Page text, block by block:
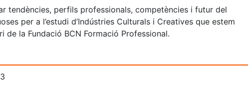
tendències, perfils professionals, competències i futur del
per a l’estudi d’Indústries Culturals i Creatives que estem
de la Fundació BCN Formació Professional.